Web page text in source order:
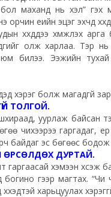
маханд нь хэл” гэх
үеийн эцэг эхчүүд
хүмүүжүүлэх
олж харлаа. Тэр нь
билээ. Ээжийн
хэрэг болж магадгүй
ТОЛГОЙ.
уурлаж байсан тэд
чихээрээ
байдаг эс бѳгѳѳс
ӨРСӨЛДӨХ ДУРТАЙ.
гаргаасай хэмээн
үгээр магтах. “Чи
харьцуулах